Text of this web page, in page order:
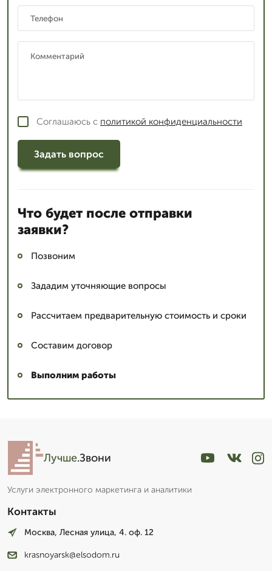
Соглашаюсь с политикой конфиденциальности
Задать вопрос
Что будет после отправки
заявки?
Позвоним
Зададим уточняющие вопросы
Рассчитаем предварительную стоимость и сроки
Составим договор
Выполним работы
Лучше.Звони
Услуги электронного маркетинга и аналитики
Контакты
Москва, Лесная улица, 4. оф. 12
krasnoyarsk@elsodom.ru